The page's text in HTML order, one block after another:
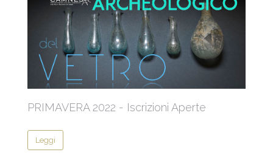
PRIMAVERA 2022 - Iscrizioni Aperte
Leggi